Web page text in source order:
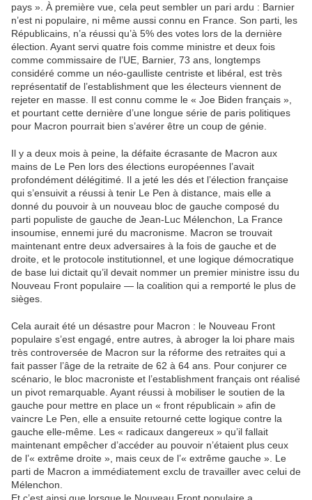
pays ». À première vue, cela peut sembler un pari ardu : Barnier
n’est ni populaire, ni même aussi connu en France. Son parti, les
Républicains, n’a réussi qu’à 5% des votes lors de la dernière
élection. Ayant servi quatre fois comme ministre et deux fois
comme commissaire de l’UE, Barnier, 73 ans, longtemps
considéré comme un néo-gaulliste centriste et libéral, est très
représentatif de l’establishment que les électeurs viennent de
rejeter en masse. Il est connu comme le « Joe Biden français »,
et pourtant cette dernière d’une longue série de paris politiques
pour Macron pourrait bien s’avérer être un coup de génie.
Il y a deux mois à peine, la défaite écrasante de Macron aux
mains de Le Pen lors des élections européennes l’avait
profondément délégitimé. Il a jeté les dés et l’élection française
qui s’ensuivit a réussi à tenir Le Pen à distance, mais elle a
donné du pouvoir à un nouveau bloc de gauche composé du
parti populiste de gauche de Jean-Luc Mélenchon, La France
insoumise, ennemi juré du macronisme. Macron se trouvait
maintenant entre deux adversaires à la fois de gauche et de
droite, et le protocole institutionnel, et une logique démocratique
de base lui dictait qu’il devait nommer un premier ministre issu du
Nouveau Front populaire — la coalition qui a remporté le plus de
sièges.
Cela aurait été un désastre pour Macron : le Nouveau Front
populaire s’est engagé, entre autres, à abroger la loi phare mais
très controversée de Macron sur la réforme des retraites qui a
fait passer l’âge de la retraite de 62 à 64 ans. Pour conjurer ce
scénario, le bloc macroniste et l’establishment français ont réalisé
un pivot remarquable. Ayant réussi à mobiliser le soutien de la
gauche pour mettre en place un « front républicain » afin de
vaincre Le Pen, elle a ensuite retourné cette logique contre la
gauche elle-même. Les « radicaux dangereux » qu’il fallait
maintenant empêcher d’accéder au pouvoir n’étaient plus ceux
de l’« extrême droite », mais ceux de l’« extrême gauche ». Le
parti de Macron a immédiatement exclu de travailler avec celui de
Mélenchon.